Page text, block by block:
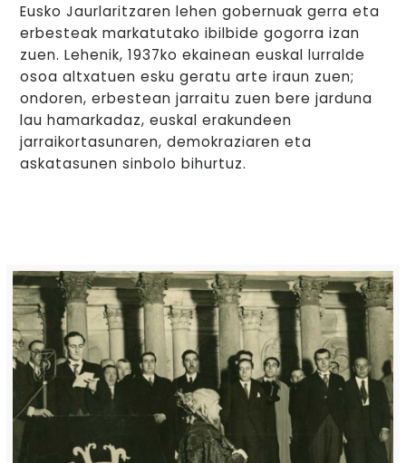
Eusko Jaurlaritzaren lehen gobernuak gerra eta
erbesteak markatutako ibilbide gogorra izan
zuen. Lehenik, 1937ko ekainean euskal lurralde
osoa altxatuen esku geratu arte iraun zuen;
ondoren, erbestean jarraitu zuen bere jarduna
lau hamarkadaz, euskal erakundeen
jarraikortasunaren, demokraziaren eta
askatasunen sinbolo bihurtuz.